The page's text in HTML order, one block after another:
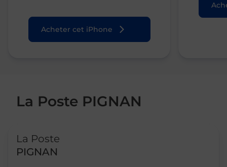
Acheter cet iPhone
La Poste PIGNAN
La Poste
PIGNAN